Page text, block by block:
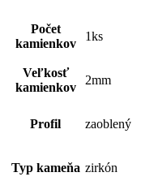
Počet
kamienkov
1ks
Veľkosť
kamienkov
2mm
Profil zaoblený
Typ kameňa zirkón